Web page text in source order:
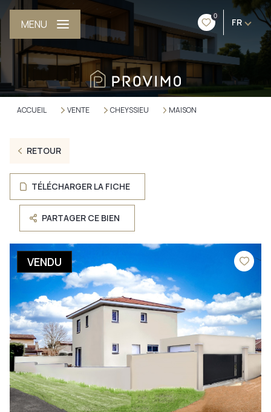
0
FR
MENU
ACCUEIL VENTE CHEYSSIEU MAISON
RETOUR
TÉLÉCHARGER LA FICHE
PARTAGER CE BIEN
VENDU